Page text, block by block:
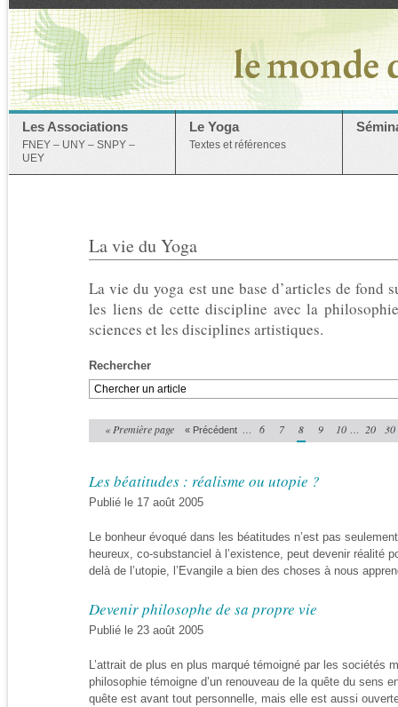
Les Associations
FNEY – UNY – SNPY –
UEY
Le Yoga
Textes et références
La vie du Yoga
La vie du yoga est une base d’articles de fond
les liens de cette discipline avec la
sciences et les disciplines artistiques.
Rechercher
« Première page « Précédent … 6 7 8 9 10 … 20 30
Les béatitudes : réalisme ou utopie ?
Publié le 17 août 2005
Le bonheur évoqué dans les béatitudes n’est pas
heureux, co-substanciel à l’existence, peut devenir réalité
delà de l’utopie, l’Evangile a bien des choses à nous
Devenir philosophe de sa propre vie
Publié le 23 août 2005
L’attrait de plus en plus marqué témoigné par les sociétés
philosophie témoigne d’un renouveau de la quête du sens
quête est avant tout personnelle, mais elle est aussi